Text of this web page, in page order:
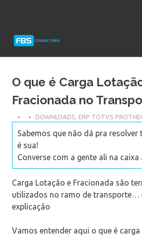
Protheus
O que é Carga
Fracionada no
DOWNLOADS, ERP TOTVS
Sabemos que não dá pra resolver
é sua!
Converse com a gente ali na
Carga Lotação e Fracionada são
utilizados no ramo de transporte…
explicação
Vamos entender aqui o que é